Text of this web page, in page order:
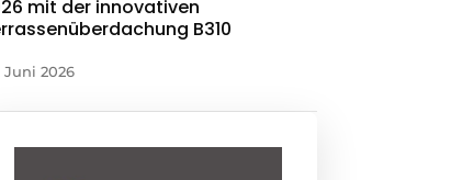
mit der innovativen
B310
Juni 2026